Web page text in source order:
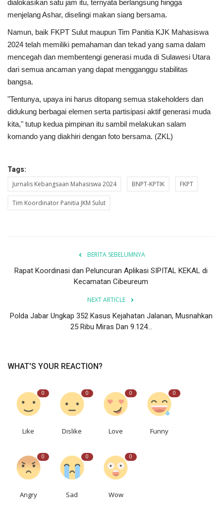
dialokasikan satu jam itu, ternyata berlangsung hingga
menjelang Ashar, diselingi makan siang bersama.
Namun, baik FKPT Sulut maupun Tim Panitia KJK Mahasiswa
2024 telah memiliki pemahaman dan tekad yang sama dalam
mencegah dan membentengi generasi muda di Sulawesi Utara
dari semua ancaman yang dapat mengganggu stabilitas
bangsa.
"Tentunya, upaya ini harus ditopang semua stakeholders dan
didukung berbagai elemen serta partisipasi aktif generasi muda
kita," tutup kedua pimpinan itu sambil melakukan salam
komando yang diakhiri dengan foto bersama. (ZKL)
Tags:
Jurnalis Kebangsaan Mahasiswa 2024 BNPT-KPTIK FKPT
Tim Koordinator Panitia JKM Sulut
BERITA SEBELUMNYA
Rapat Koordinasi dan Peluncuran Aplikasi SIPITAL KEKAL di
Kecamatan Cibeureum
NEXT ARTICLE
Polda Jabar Ungkap 352 Kasus Kejahatan Jalanan, Musnahkan
25 Ribu Miras Dan 9.124...
WHAT'S YOUR REACTION?
0
Like
0
Dislike
0
Love
0
Funny
0
Angry
0
Sad
0
Wow